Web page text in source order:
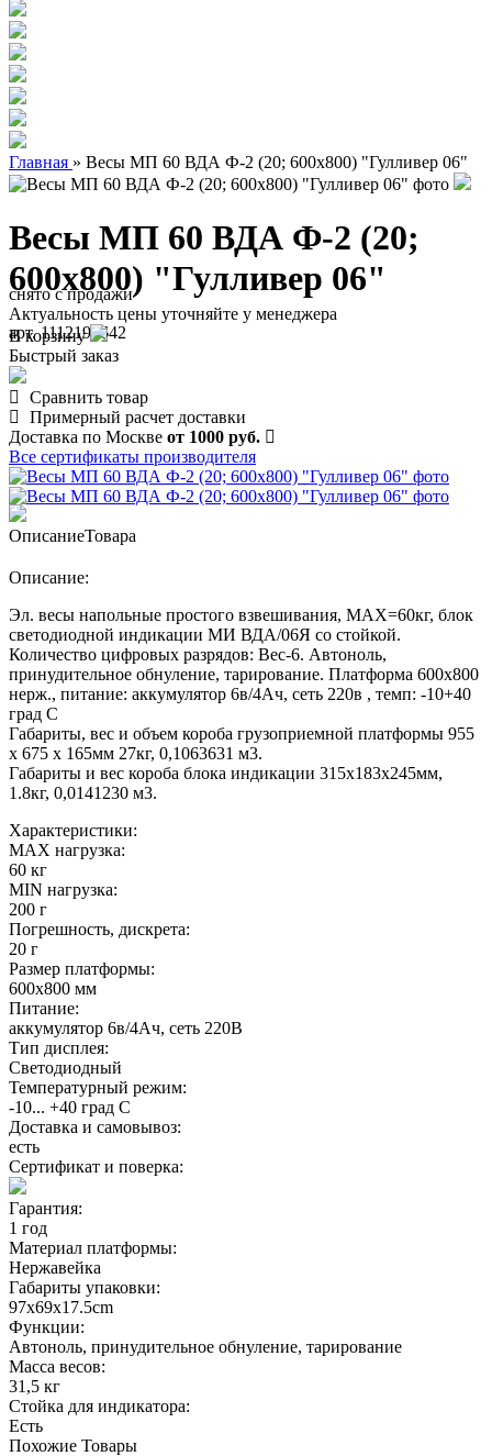
Главная » Весы МП 60 ВДА Ф-2 (20; 600х800) "Гулливер 06"
Весы МП 60 ВДА Ф-2 (20;
600х800) "Гулливер 06"
арт. 1112190642
снято с продажи
Актуальность цены уточняйте у менеджера
В корзину
Быстрый заказ
Сравнить товар
Примерный расчет доставки
Доставка по Москве от 1000 руб.
Все сертификаты производителя
ОписаниеТовара
Описание:
Эл. весы напольные простого взвешивания, МАХ=60кг, блок
светодиодной индикации МИ ВДА/06Я со стойкой.
Количество цифровых разрядов: Вес-6. Автоноль,
принудительное обнуление, тарирование. Платформа 600х800
нерж., питание: аккумулятор 6в/4Ач, сеть 220в , темп: -10+40
град С
Габариты, вес и объем короба грузоприемной платформы 955
х 675 х 165мм 27кг, 0,1063631 м3.
Габариты и вес короба блока индикации 315х183х245мм,
1.8кг, 0,0141230 м3.
Характеристики:
MAX нагрузка:
60 кг
MIN нагрузка:
200 г
Погрешность, дискрета:
20 г
Размер платформы:
600х800 мм
Питание:
аккумулятор 6в/4Ач, сеть 220В
Тип дисплея:
Светодиодный
Температурный режим:
-10... +40 град С
Доставка и самовывоз:
есть
Сертификат и поверка:
Гарантия:
1 год
Материал платформы:
Нержавейка
Габариты упаковки:
97х69х17.5cm
Функции:
Автоноль, принудительное обнуление, тарирование
Масса весов:
31,5 кг
Стойка для индикатора:
Есть
Похожие Товары